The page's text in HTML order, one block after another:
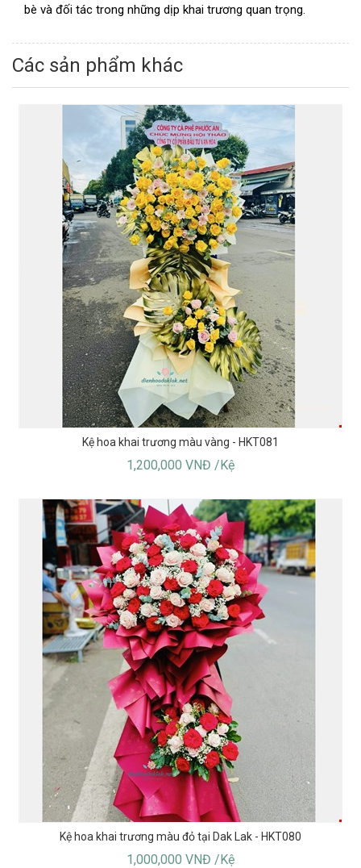
bè và đối tác trong những dịp khai trương quan trọng.
Các sản phẩm khác
Kệ hoa khai trương màu vàng - HKT081
1,200,000 VNĐ /Kệ
Kệ hoa khai trương màu đỏ tại Dak Lak - HKT080
1,000,000 VNĐ /Kệ